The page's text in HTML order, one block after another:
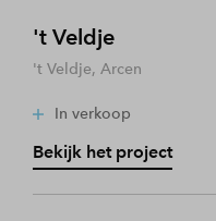
't Veldje
't Veldje, Arcen
In verkoop
Bekijk het project